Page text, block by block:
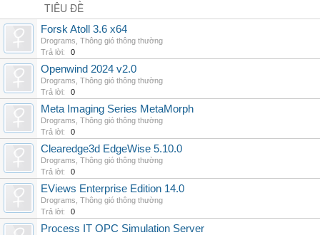
TIÊU ĐỀ
Forsk Atoll 3.6 x64
Drograms Thông gió thông thường
Trả lời:
0
Openwind 2024 v2.0
Drograms Thông gió thông thường
Trả lời:
0
Meta Imaging Series MetaMorph
Drograms Thông gió thông thường
Trả lời:
0
Clearedge3d EdgeWise 5.10.0
Drograms Thông gió thông thường
Trả lời:
0
EViews Enterprise Edition 14.0
Drograms Thông gió thông thường
Trả lời:
0
Process IT OPC Simulation Server